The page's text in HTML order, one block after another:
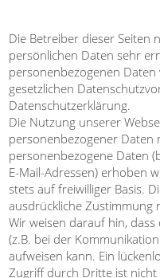
Die Betreiber dieser Seiten
persönlichen Daten sehr
personenbezogenen
gesetzlichen
Datenschutzerklärung.
Die Nutzung unserer
personenbezogener Daten
personenbezogene Daten
E-Mail-Adressen) erhoben
stets auf freiwilliger Basis.
ausdrückliche Zustimmung
Wir weisen darauf hin,
(z.B. bei der
aufweisen kann. Ein
Zugriff durch Dritte ist nicht